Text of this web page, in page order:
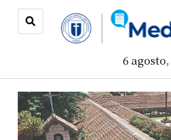
6 agosto,